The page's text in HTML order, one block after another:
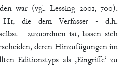
war (vgl. Lessing 2001, 700).
die dem Verfasser - d.h.
- zuzuordnen ist, lassen sich
deren Hinzufügungen im
Editionstyps als ,Eingriffe‘ zu